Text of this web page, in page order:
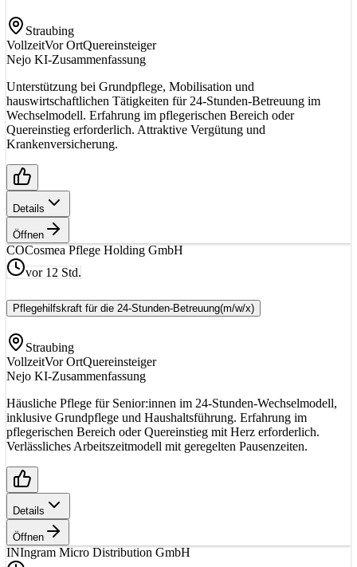
Straubing
VollzeitVor OrtQuereinsteiger
Nejo KI-Zusammenfassung
Unterstützung bei Grundpflege, Mobilisation und
hauswirtschaftlichen Tätigkeiten für 24-Stunden-Betreuung im
Wechselmodell. Erfahrung im pflegerischen Bereich oder
Quereinstieg erforderlich. Attraktive Vergütung und
Krankenversicherung.
Details
Öffnen
COCosmea Pflege Holding GmbH
vor 12 Std.
Pflegehilfskraft für die 24-Stunden-Betreuung(m/w/x)
Straubing
VollzeitVor OrtQuereinsteiger
Nejo KI-Zusammenfassung
Häusliche Pflege für Senior:innen im 24-Stunden-Wechselmodell,
inklusive Grundpflege und Haushaltsführung. Erfahrung im
pflegerischen Bereich oder Quereinstieg mit Herz erforderlich.
Verlässliches Arbeitszeitmodell mit geregelten Pausenzeiten.
Details
Öffnen
INIngram Micro Distribution GmbH